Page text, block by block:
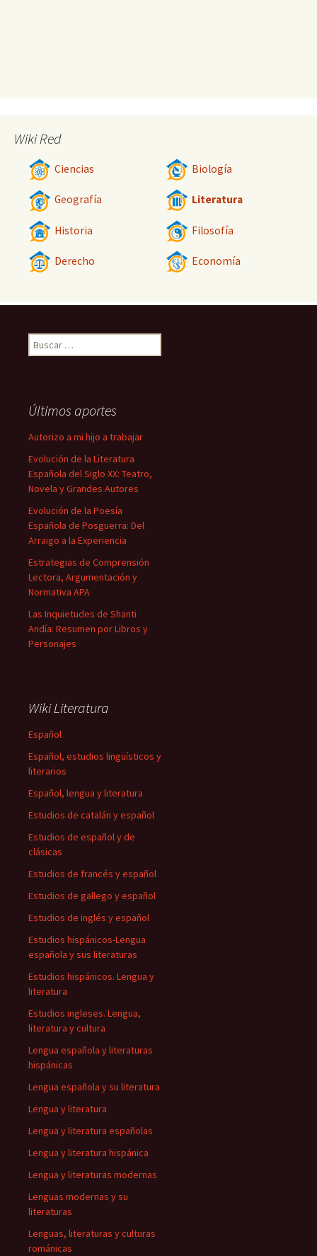
Wiki Red
Ciencias Biología
Geografía Literatura
Historia Filosofía
Derecho Economía
Buscar:
Últimos aportes
Autorizo a mi hijo a trabajar
Evolución de la Literatura
Española del Siglo XX: Teatro,
Novela y Grandes Autores
Evolución de la Poesía
Española de Posguerra: Del
Arraigo a la Experiencia
Estrategias de Comprensión
Lectora, Argumentación y
Normativa APA
Las Inquietudes de Shanti
Andía: Resumen por Libros y
Personajes
Wiki Literatura
Español
Español, estudios lingüísticos y
literarios
Español, lengua y literatura
Estudios de catalán y español
Estudios de español y de
clásicas
Estudios de francés y español
Estudios de gallego y español
Estudios de inglés y español
Estudios hispánicos-Lengua
española y sus literaturas
Estudios hispánicos. Lengua y
literatura
Estudios ingleses. Lengua,
literatura y cultura
Lengua española y literaturas
hispánicas
Lengua española y su literatura
Lengua y literatura
Lengua y literatura españolas
Lengua y literatura hispánica
Lengua y literaturas modernas
Lenguas modernas y su
literaturas
Lenguas, literaturas y culturas
románicas